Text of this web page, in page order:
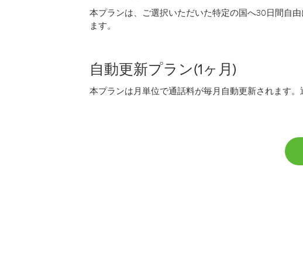
本プランは、ご選択いただいた特定の国へ30日間自
ます。
自動更新プラン(1ヶ月)
本プランは月単位で通話料が毎月自動更新されます